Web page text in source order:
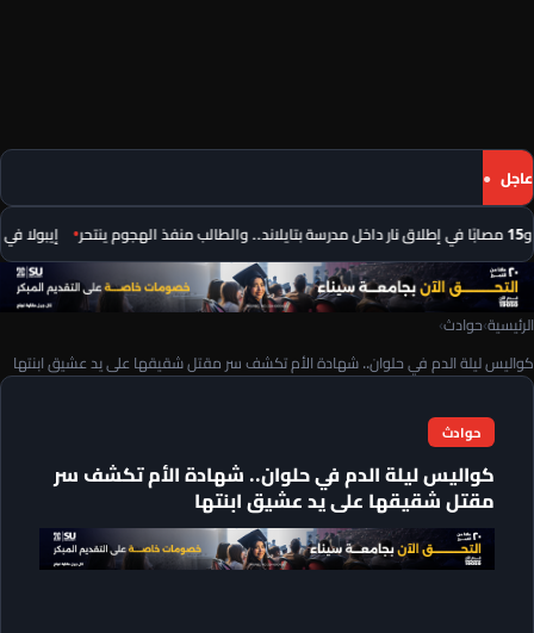
عاجل
إيبولا في الكونغو
الرئيسية›حوادث›
كواليس ليلة الدم في حلوان.. شهادة الأم تكشف سر مقتل شقيقها على يد عشيق ابنتها
حوادث
كواليس ليلة الدم في حلوان.. شهادة الأم تكشف سر
مقتل شقيقها على يد عشيق ابنتها